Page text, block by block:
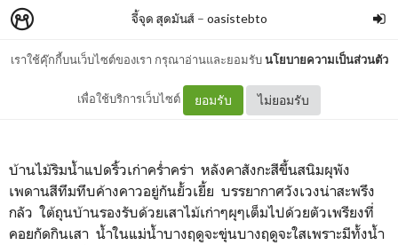
เราใช้คุ๊กกี้บนเว็บไซต์ของเรา กรุณาอ่านและยอมรับนโยบายความเป็นส่วนตัว
เพื่อใช้บริการเว็บไซต์ ยอมรับ ไม่ยอมรับ
จี้จุด สุดมันส์– oasistebto
เดือนสิบสอง น้ำนองตลิ่ง
บ้านไม้ริมน้ำแปดริ้วเก่าคร่ำคร่า หลังคาสังกะสีขึ้นสนิมผุพัง
เพดานสีทึมทึบค้างคาวอยู่กันยั้วเยี้ย บรรยากาศวังเวงน่าสะพรึง
กลัว ใต้ถุนบ้านรองรับด้วยเสาไม้เก่าๆผุๆเต็มไปด้วยตัวเพรียงที่
คอยกัดกินเสา น้ำในแม่น้ำบางฤดูจะขุ่นบางฤดูจะใสเพราะมีทั้งน้ำ